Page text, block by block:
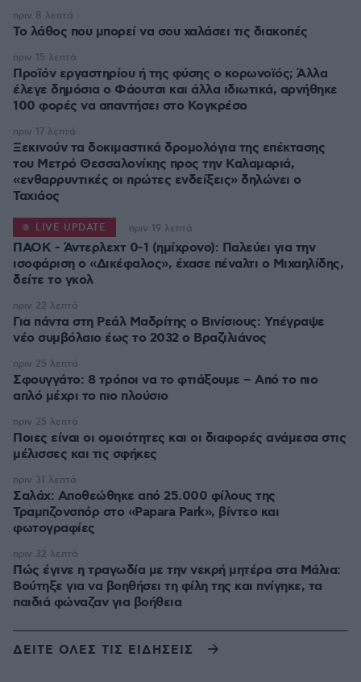
Το λάθος που μπορεί να σου χαλάσει τις διακοπές
πριν 8 λεπτά
Προϊόν εργαστηρίου ή της φύσης ο κορωνοϊός; Άλλα
έλεγε δημόσια ο Φάουτσι και άλλα ιδιωτικά, αρνήθηκε
100 φορές να απαντήσει στο Κογκρέσο
πριν 15 λεπτά
Ξεκινούν τα δοκιμαστικά δρομολόγια της επέκτασης
του Μετρό Θεσσαλονίκης προς την Καλαμαριά,
«ενθαρρυντικές οι πρώτες ενδείξεις» δηλώνει ο
Ταχιάος
πριν 17 λεπτά
ΠΑΟΚ - Άντερλεχτ 0-1 (ημίχρονο): Παλεύει για την
ισοφάριση ο «Δικέφαλος», έχασε πέναλτι ο Μιχαηλίδης,
LIVE UPDATE πριν 19 λεπτά
Για πάντα στη Ρεάλ Μαδρίτης ο Βινίσιους: Yπέγραψε
νέο συμβόλαιο έως το 2032 ο Βραζιλιάνος
πριν 22 λεπτά
Σφουγγάτο: 8 τρόποι να το φτιάξουμε – Από το πιο
απλό μέχρι το πιο πλούσιο
πριν 25 λεπτά
Ποιες είναι οι ομοιότητες και οι διαφορές ανάμεσα στις
μέλισσες και τις σφήκες
πριν 25 λεπτά
Σαλάχ: Αποθεώθηκε από 25.000 φίλους της
Τραμπζονσπόρ στο «Papara Park», βίντεο και
φωτογραφίες
πριν 31 λεπτά
Πώς έγινε η τραγωδία με την νεκρή μητέρα στα Μάλια:
Βούτηξε για να βοηθήσει τη φίλη της και πνίγηκε, τα
παιδιά φώναζαν για βοήθεια
πριν 32 λεπτά
ΔΕΙΤΕ ΟΛΕΣ ΤΙΣ ΕΙΔΗΣΕΙΣ